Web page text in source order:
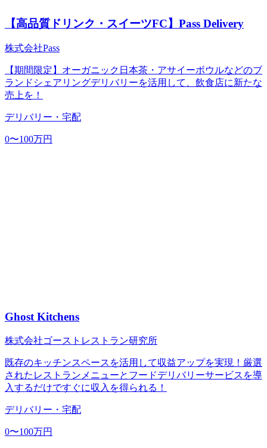
【高品質ドリンク・スイーツFC】Pass Delivery
株式会社Pass
【期間限定】オーガニック日本茶・アサイーボウルなどのブ
ランドシェアリングデリバリーを活用して、飲食店に新たな
売上を！
デリバリー・宅配
0〜100万円
Ghost Kitchens
株式会社ゴーストレストラン研究所
既存のキッチンスペースを活用して収益アップを実現！厳選
されたレストランメニューとフードデリバリーサービスを導
入するだけですぐに収入を得られる！
デリバリー・宅配
0〜100万円